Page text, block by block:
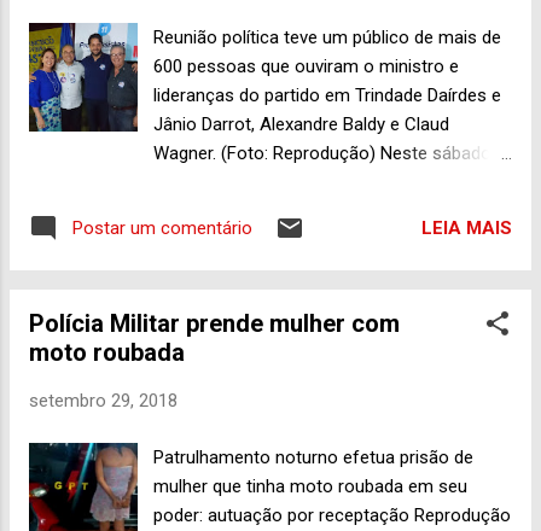
Reunião política teve um público de mais de
600 pessoas que ouviram o ministro e
lideranças do partido em Trindade Daírdes e
Jânio Darrot, Alexandre Baldy e Claud
Wagner. (Foto: Reprodução) Neste sábado
concorrida reunião dos pepistas
trindadenses que receberam o deputado
Cidades e presidente Regional do PP em
Goiás. Claud Wagner Gonçalves Dias,
Teixeira Ramos, o Felinho, conduziram o
600 pessoas. Claud Wagner, presidente do
partido em Trindade, comemorou o
Postar um comentário LEIA MAIS
Polícia Militar prende mulher com
moto roubada
setembro 29, 2018
Patrulhamento noturno efetua prisão de
mulher que tinha moto roubada em seu
poder: autuação por receptação Reprodução